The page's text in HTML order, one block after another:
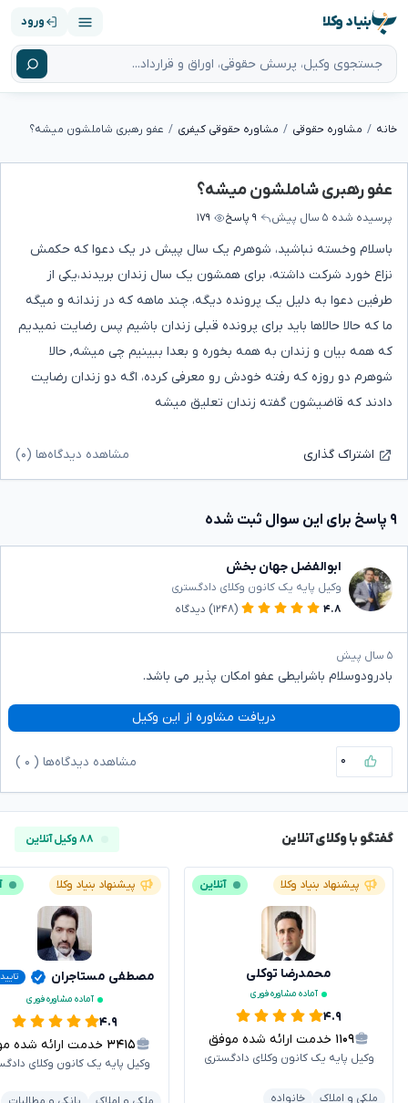
بنیاد وکلا ورود
خانه مشاوره حقوقی مشاوره حقوقی کیفری عفو رهبری شاملشون میشه؟
عفو رهبری شاملشون میشه؟
پرسیده شده ۵ سال پیش ۹ پاسخ ۱۷۹
باسلام وخسته نباشید، شوهرم یک سال پیش در یک دعوا که حکمش
نزاع خورد شرکت داشته، برای همشون یک سال زندان بریدند،یکی از
طرفین دعوا به دلیل یک پرونده دیگه، چند ماهه که در زندانه و میگه
ما که حالا حالاها باید برای پرونده قبلی زندان باشیم پس رضایت نمیدیم
که همه بیان و زندان به همه بخوره و بعدا ببینیم چی میشه, حالا
شوهرم دو روزه که رفته خودش رو معرفی کرده، اگه دو زندان رضایت
دادند که قاضیشون گفته زندان تعلیق میشه
اشتراک گذاری مشاهده دیدگاه‌ها (۰)
۹ پاسخ برای این سوال ثبت شده
ابوالفضل جهان بخش
وکیل پایه یک کانون وکلای دادگستری
۴.۸
(۱۲۴۸) دیدگاه
۵ سال پیش
بادرودوسلام باشرایطی عفو امکان پذیر می باشد.
دریافت مشاوره از این وکیل
۰ مشاهده دیدگاه‌ها ( ۰
گفتگو با وکلای آنلاین ۸۸ وکیل آنلاین
پیشنهاد بنیاد وکلا آنلاین
محمدرضا توکلی
آماده مشاوره فوری
۴.۹
۱۱۰۹ خدمت ارائه شده موفق
وکیل پایه یک کانون وکلای دادگستری
ملکی و املاک
خانواده
پیشنهاد بنیاد وکلا
مصطفی مستاجران
آماده مشاوره فوری
۴.۹
۳۴۱۵ خدمت ارائه شده موفق
وکیل پایه یک کانون وکلای